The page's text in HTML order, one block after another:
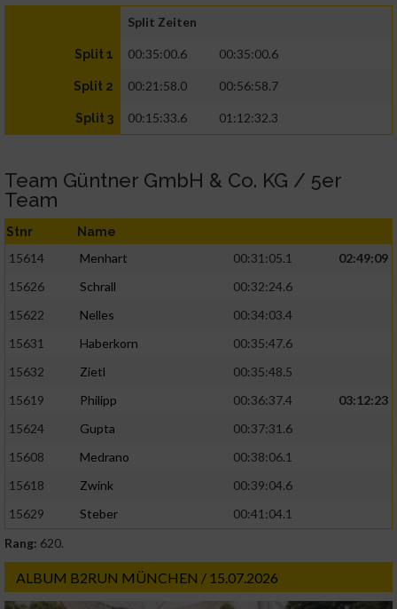
Split Zeiten
Split 1 00:35:00.6 00:35:00.6
Split 2 00:21:58.0 00:56:58.7
Split 3 00:15:33.6 01:12:32.3
Team Güntner GmbH & Co. KG / 5er
Team
Stnr Name
15614 Menhart 00:31:05.1
02:49:09
15626
Schrall
00:32:24.6
15622
Nelles
00:34:03.4
15631
Haberkorn
00:35:47.6
15632
Zietl
00:35:48.5
15619
Philipp 00:36:37.4
03:12:23
15624
Gupta
00:37:31.6
15608
Medrano
00:38:06.1
15618
Zwink
00:39:04.6
15629
Steber
00:41:04.1
Rang: 620.
ALBUM B2RUN MÜNCHEN / 15.07.2026